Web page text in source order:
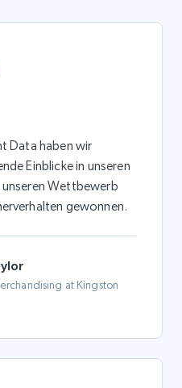
Data haben wir
Einblicke in unseren
Wettbewerb
gewonnen.
at Kingston